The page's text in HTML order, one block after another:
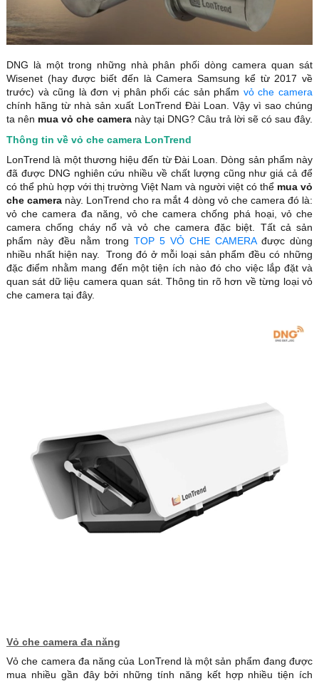
DNG là một trong những nhà phân phối dòng camera quan sát
Wisenet (hay được biết đến là Camera Samsung kể từ 2017 về
trước) và cũng là đơn vị phân phối các sản phẩm vỏ che camera
chính hãng từ nhà sản xuất LonTrend Đài Loan. Vậy vì sao chúng
ta nên mua vỏ che camera này tại DNG? Câu trả lời sẽ có sau đây.
Thông tin về vỏ che camera LonTrend
LonTrend là một thương hiệu đến từ Đài Loan. Dòng sản phẩm này
đã được DNG nghiên cứu nhiều về chất lượng cũng như giá cả để
có thể phù hợp với thị trường Việt Nam và người việt có thể mua vỏ
che camera này. LonTrend cho ra mắt 4 dòng vỏ che camera đó là:
vỏ che camera đa năng, vỏ che camera chống phá hoại, vỏ che
camera chống cháy nổ và vỏ che camera đặc biệt. Tất cả sản
phẩm này đều nằm trong TOP 5 VỎ CHE CAMERAđược dùng
nhiều nhất hiện nay. Trong đó ở mỗi loại sản phẩm đều có những
đặc điểm nhằm mang đến một tiện ích nào đó cho việc lắp đặt và
quan sát dữ liệu camera quan sát. Thông tin rõ hơn về từng loại vỏ
che camera tại đây.
Vỏ che camera đa năng
Vỏ che camera đa năng của LonTrend là một sản phẩm đang được
mua nhiều gần đây bởi những tính năng kết hợp nhiều tiện ích